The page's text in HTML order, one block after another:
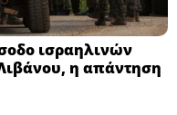
ισραηλινών
η απάντηση